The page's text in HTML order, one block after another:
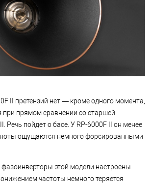
II претензий нет — кроме одного момента,
при прямом сравнении со старшей
Речь пойдет о басе. У RP-6000F II он менее
ноты ощущаются немного форсированными
фазоинверторы этой модели настроены
частоты немного теряется